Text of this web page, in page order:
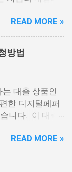
통신사를 이용한
도 받을 수 있
경우, 소액 대
니다. 특히, 현
나 통신사 대
자에게는 매우
사 대출은 휴대
등급을 부여하
드립니다. 📌 목
자 100만원 대
상환자대출 3.
대출 4. 햇살
8. 웰컴저축은
레디트대부 10.
11. 결론 1. 소
부터 시작된 정
READ MORE »
방법
대출 상품인
한 디지털페퍼
니다. 이 대출
서 분들과 같이
READ MORE »